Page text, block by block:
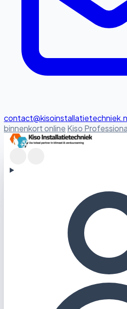
binnenkort online Kiso